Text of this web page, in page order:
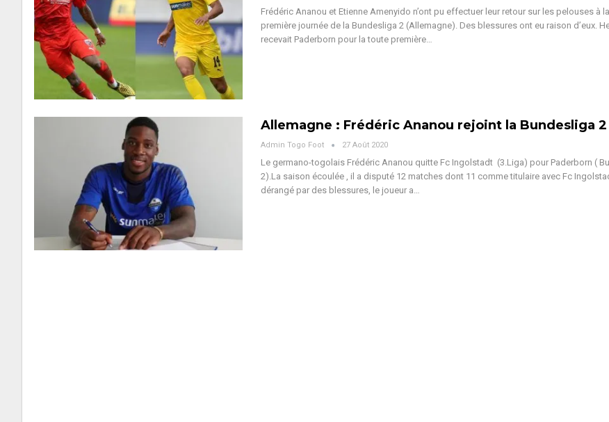
Frédéric Ananou et Etienne Amenyido n’ont pu effectuer leur retour sur les pelouses à
première journée de la Bundesliga 2 (Allemagne). Des blessures ont eu raison d’eux.
recevait Paderborn pour la toute première…
Allemagne : Frédéric Ananou rejoint la Bundesliga 2
Admin Togo Foot 27 Août 2020
Le germano-togolais Frédéric Ananou quitte Fc Ingolstadt (3.Liga) pour Paderborn (
2).La saison écoulée , il a disputé 12 matches dont 11 comme titulaire avec Fc
dérangé par des blessures, le joueur a…